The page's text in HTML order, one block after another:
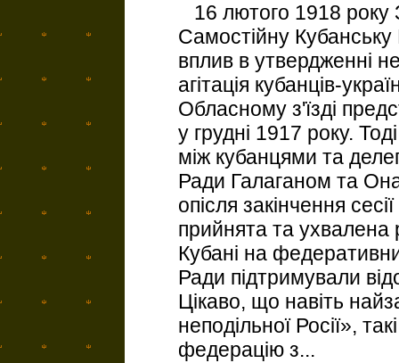
16 лютого 1918 року
Самостійну
вплив в утвердженні
агітація кубанців-
Обласному з'їзді
у грудні 1917 року.
між кубанцями та
Ради Галаганом та
опісля закінчення
прийнята та ухвалена
Кубані на
Ради підтримували
Цікаво, що навіть
неподільної Росії»,
федерацію з...